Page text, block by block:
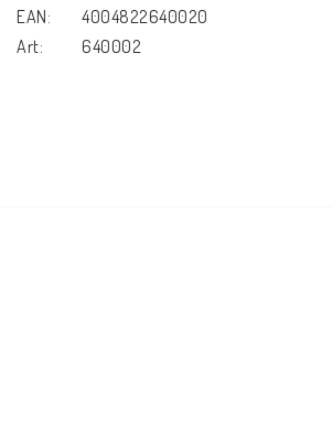
EAN:        4004822640020
Art:          640002